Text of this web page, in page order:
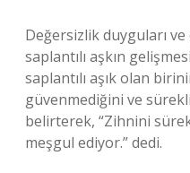
Değersizlik duyguları
saplantılı aşkın
saplantılı aşık olan
güvenmediğini ve
belirterek, “Zihnini
meşgul ediyor.” dedi.